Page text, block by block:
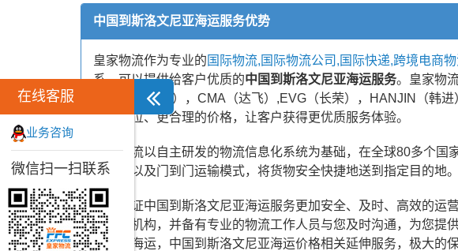
中国到斯洛文尼亚海运服务优势
皇家物流作为专业的 国际物流,国际物流公司,国际快递,跨境电商
系。可以提供给客户优质的中国到斯洛文尼亚海运服务。皇家物
Matson（美森），CMA（达飞）,EVG（长荣），HANJIN（韩
足的舱位、更合理的价格，让客户获得更优质服务体验。
皇家物流以自主研发的物流信息化系统为基础，在全球80多个国
空联运以及门到门运输模式，将货物安全快捷地送到指定目的地。
为了保证中国到斯洛文尼亚海运服务更加安全、及时、高效的运
了办事机构，并备有专业的物流工作人员与您及时沟通，为您提
亚国际海运，中国到斯洛文尼亚海运价格相关延伸服务，极大的
在线客服
业务咨询
微信扫一扫联系